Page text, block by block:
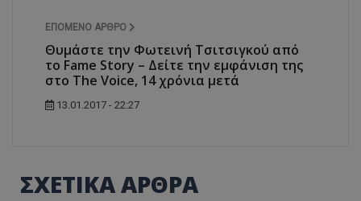
ΕΠΌΜΕΝΟ ΆΡΘΡΟ
Θυμάστε την Φωτεινή Τσιτσιγκού από
το Fame Story – Δείτε την εμφάνιση της
στο The Voice, 14 χρόνια μετά
13.01.2017 - 22:27
ΣΧΕΤΙΚΑ ΑΡΘΡΑ